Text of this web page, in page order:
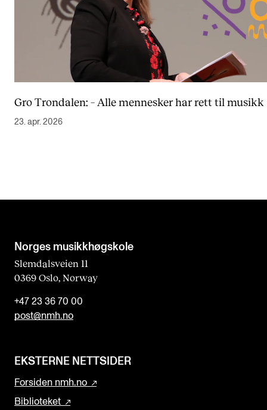
Gro Trondalen: – Alle mennesker har rett til musikk
23. apr. 2026
Norges musikk­høgskole
Slemdalsveien 11
0369 Oslo, Norway
+47 23 36 70 00
post@nmh.no
EKSTERNE NETTSIDER
Forsiden nmh.no
Biblioteket